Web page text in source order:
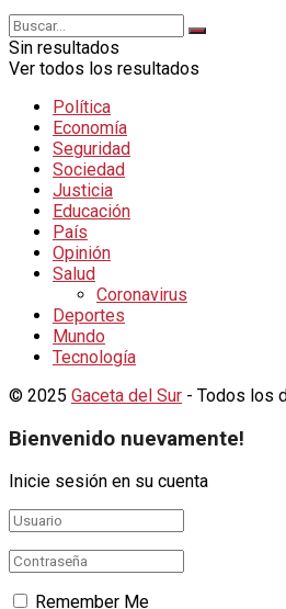
Sin resultados
Ver todos los resultados
Política
Economía
Seguridad
Sociedad
Justicia
Educación
País
Opinión
Salud
Coronavirus
Deportes
Mundo
Tecnología
© 2025 Gaceta del Sur - Todos los
Bienvenido nuevamente!
Inicie sesión en su cuenta
Remember Me